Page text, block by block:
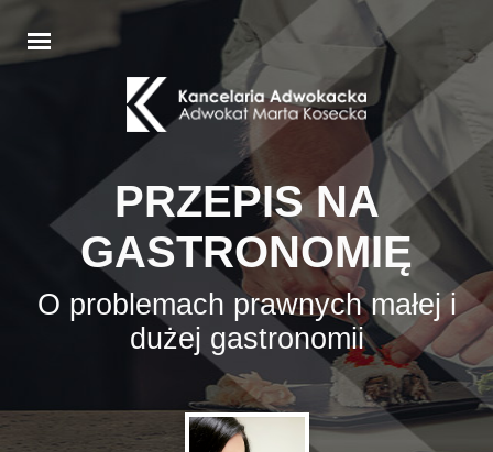
PRZEPIS NA
GASTRONOMIĘ
O problemach prawnych małej i
dużej gastronomii